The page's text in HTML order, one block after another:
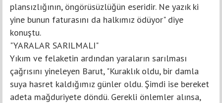
plansızlığının, öngörüsüzlüğün eseridir. Ne yazık ki
yine bunun faturasını da halkımız ödüyor" diye
konuştu.
"YARALAR SARILMALI"
Yıkım ve felaketin ardından yaraların sarılması
çağrısını yineleyen Barut, "Kuraklık oldu, bir damla
suya hasret kaldığımız günler oldu. Şimdi ise bereket
adeta mağduriyete döndü. Gerekli önlemler alınsa,